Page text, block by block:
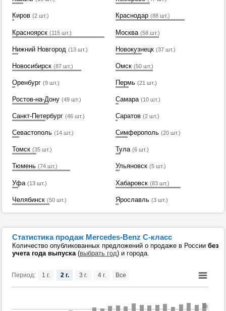
Киров (2 шт.) Краснодар (88 шт.)
Красноярск (115 шт.) Москва (58 шт.)
Нижний Новгород (13 шт.) Новокузнецк (37 шт.)
Новосибирск (87 шт.) Омск (50 шт.)
Оренбург (9 шт.) Пермь (21 шт.)
Ростов-на-Дону (49 шт.) Самара (10 шт.)
Санкт-Петербург (46 шт.) Саратов (2 шт.)
Севастополь (14 шт.) Симферополь (20 шт.)
Томск (35 шт.) Тула (6 шт.)
Тюмень (74 шт.) Ульяновск (5 шт.)
Уфа (13 шт.) Хабаровск (83 шт.)
Челябинск (50 шт.) Ярославль (3 шт.)
Статистика продаж Mercedes-Benz C-класс
Количество опубликованных предложений о продаже в России без
учета года выпуска(выбрать год) и города.
Период:
1k
1 г. 2 г. 3 г. 4 г. Все